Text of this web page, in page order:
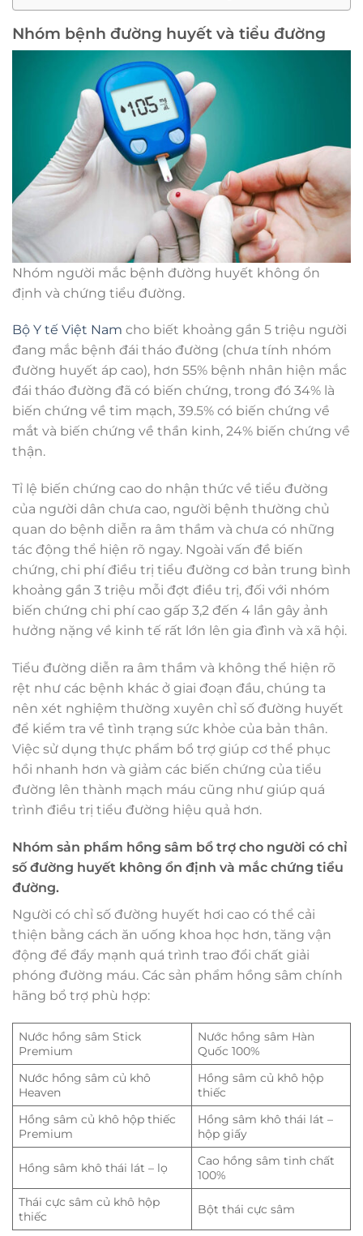
Nhóm bệnh đường huyết và tiểu đường
Nhóm người mắc bệnh đường huyết không ổn
định và chứng tiểu đường.
Bộ Y tế Việt Nam cho biết khoảng gần 5 triệu người
đang mắc bệnh đái tháo đường (chưa tính nhóm
đường huyết áp cao), hơn 55% bệnh nhân hiện mắc
đái tháo đường đã có biến chứng, trong đó 34% là
biến chứng về tim mạch, 39.5% có biến chứng về
mắt và biến chứng về thần kinh, 24% biến chứng về
thận.
Tỉ lệ biến chứng cao do nhận thức về tiểu đường
của người dân chưa cao, người bệnh thường chủ
quan do bệnh diễn ra âm thầm và chưa có những
tác động thể hiện rõ ngay. Ngoài vấn đề biến
chứng, chi phí điều trị tiểu đường cơ bản trung bình
khoảng gần 3 triệu mỗi đợt điều trị, đối với nhóm
biến chứng chi phí cao gấp 3,2 đến 4 lần gây ảnh
hưởng nặng về kinh tế rất lớn lên gia đình và xã hội.
Tiểu đường diễn ra âm thầm và không thể hiện rõ
rệt như các bệnh khác ở giai đoạn đầu, chúng ta
nên xét nghiệm thường xuyên chỉ số đường huyết
để kiểm tra về tình trạng sức khỏe của bản thân.
Việc sử dụng thực phẩm bổ trợ giúp cơ thể phục
hồi nhanh hơn và giảm các biến chứng của tiểu
đường lên thành mạch máu cũng như giúp quá
trình điều trị tiểu đường hiệu quả hơn.
Nhóm sản phẩm hồng sâm bổ trợ cho người có chỉ
số đường huyết không ổn định và mắc chứng tiểu
đường.
Người có chỉ số đường huyết hơi cao có thể cải
thiện bằng cách ăn uống khoa học hơn, tăng vận
động để đẩy mạnh quá trình trao đổi chất giải
phóng đường máu. Các sản phẩm hồng sâm chính
hãng bổ trợ phù hợp:
Nước hồng sâm Stick
Premium
Nước hồng sâm Hàn
Quốc 100%
Nước hồng sâm củ khô
Heaven
Hồng sâm củ khô hộp
thiếc
Hồng sâm củ khô hộp thiếc
Premium
Hồng sâm khô thái lát –
hộp giấy
Hồng sâm khô thái lát – lọ
Cao hồng sâm tinh chất
100%
Thái cực sâm củ khô hộp
thiếc
Bột thái cực sâm